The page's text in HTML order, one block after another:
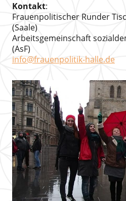
Kontakt:
Frauenpolitischer Runder
(Saale)
Arbeitsgemeinschaft
(AsF)
info@frauenpolitik-halle.de